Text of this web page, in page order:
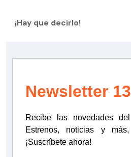
¡Hay que decirlo!
Newsletter 13
Recibe las novedades
Estrenos, noticias y
¡Suscríbete ahora!